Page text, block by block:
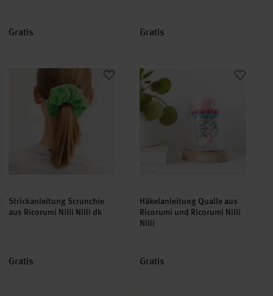
Gratis Gratis
Strickanleitung Scrunchie aus Ricorumi Nilli Nilli dk
Strickanleitung Scrunchie
aus Ricorumi Nilli Nilli dk
Gratis
Häkelanleitung Qualle aus
Häkelanleitung Qualle aus
Ricorumi und Ricorumi Nilli
Nilli
Gratis